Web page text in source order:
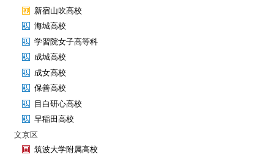
新宿山吹高校
海城高校
学習院女子高等科
成城高校
成女高校
保善高校
目白研心高校
早稲田高校
文京区
筑波大学附属高校